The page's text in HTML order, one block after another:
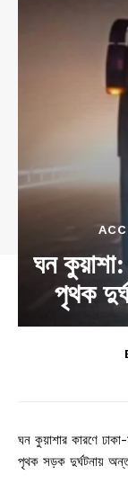
ঘন
পৃথক
ঘন কুয়াশার কারণে
পৃথক সড়ক দুর্ঘটনায়